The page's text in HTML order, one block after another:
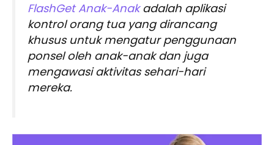
FlashGet Anak-Anakadalah aplikasi
kontrol orang tua yang dirancang
khusus untuk mengatur penggunaan
ponsel oleh anak-anak dan juga
mengawasi aktivitas sehari-hari
mereka.